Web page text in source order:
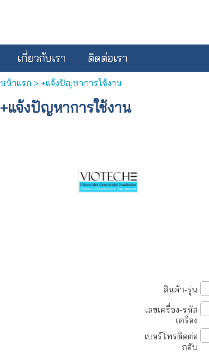
เกี่ยวกับเรา ติดต่อเรา
หน้าแรก > +แจ้งปัญหาการใช้งาน
+แจ้งปัญหาการใช้งาน
สินค้า-รุ่น
เลขเครื่อง-รหัส
เครื่อง
เบอร์โทรติดต่อ
กลับ